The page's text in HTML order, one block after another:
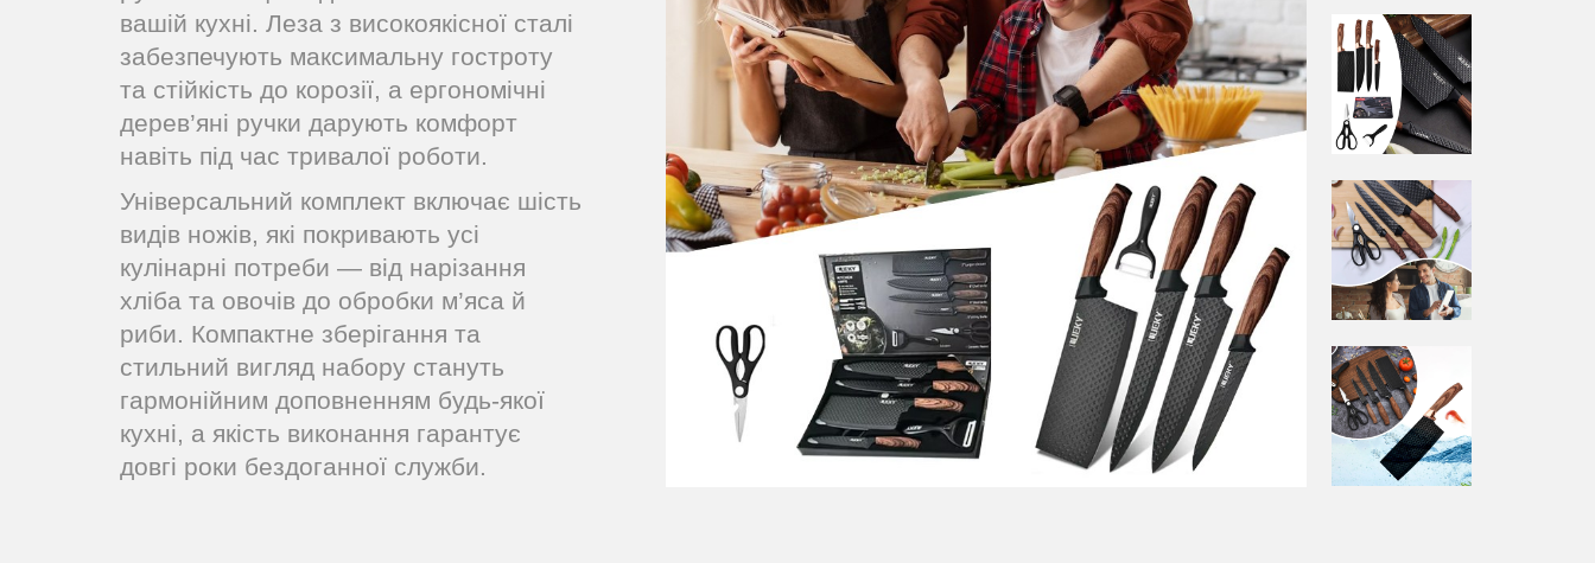
вашій кухні. Леза з високоякісної сталі
забезпечують максимальну гостроту
та стійкість до корозії, а ергономічні
дерев’яні ручки дарують комфорт
навіть під час тривалої роботи.
Універсальний комплект включає шість
видів ножів, які покривають усі
кулінарні потреби — від нарізання
хліба та овочів до обробки м’яса й
риби. Компактне зберігання та
стильний вигляд набору стануть
гармонійним доповненням будь-якої
кухні, а якість виконання гарантує
довгі роки бездоганної служби.